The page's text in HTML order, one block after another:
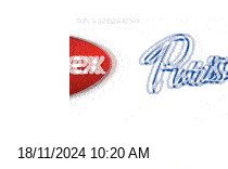
18/11/2024 10:20 AM